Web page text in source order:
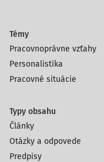
Témy
Pracovnoprávne vzťahy
Personalistika
Pracovné situácie
Typy obsahu
Články
Otázky a odpovede
Predpisy